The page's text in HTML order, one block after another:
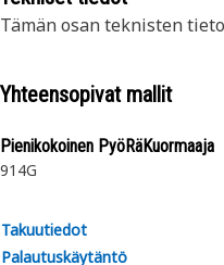
Tämän osan teknisten
Yhteensopivat mallit
Pienikokoinen PyöRäKuormaaja
914G
Takuutiedot
Palautuskäytäntö